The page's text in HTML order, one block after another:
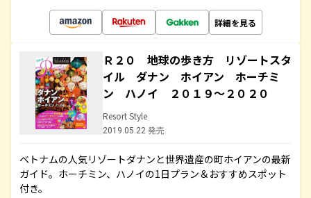
詳細を見る
Ｒ２０ 地球の歩き方 リゾートスタ
イル ダナン ホイアン ホーチミ
ン ハノイ ２０１９～２０２０
Resort Style
2019.05.22 発売
ベトナムの人気リゾートダナンと世界遺産の町ホイアンの最新
ガイド。ホーチミン、ハノイの1日プラン＆おすすめスポット
付き。